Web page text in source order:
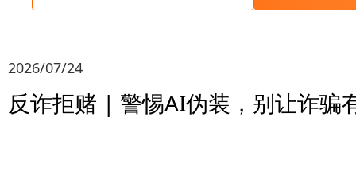
2026/07/24
反诈拒赌 | 警惕AI伪装，别让诈骗